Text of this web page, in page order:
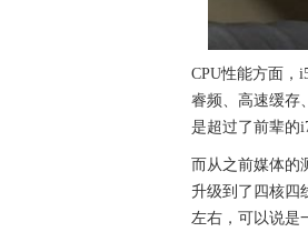
CPU性能方面，
睿频、高速缓存
是超过了前辈的i7
而从之前媒体的
升级到了四核四
左右，可以说是